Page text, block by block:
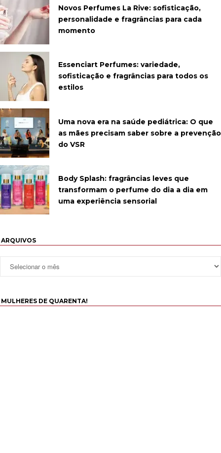
Novos Perfumes La Rive: sofisticação,
personalidade e fragrâncias para cada
momento
Essenciart Perfumes: variedade,
sofisticação e fragrâncias para todos os
estilos
Uma nova era na saúde pediátrica: O que
as mães precisam saber sobre a prevenção
do VSR
Body Splash: fragrâncias leves que
transformam o perfume do dia a dia em
uma experiência sensorial
ARQUIVOS
MULHERES DE QUARENTA!